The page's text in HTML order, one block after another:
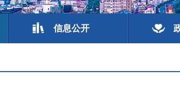
信息公开